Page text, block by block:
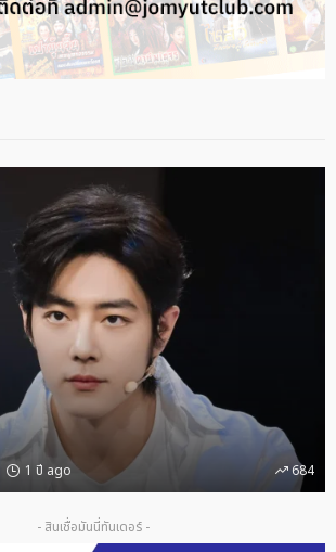
1 ปี ago 684
- สินเชื่อมันนี่ทันเดอร์ -